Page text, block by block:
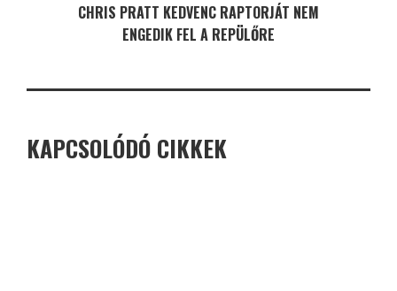
CHRIS PRATT KEDVENC RAPTORJÁT NEM
ENGEDIK FEL A REPÜLŐRE
KAPCSOLÓDÓ CIKKEK